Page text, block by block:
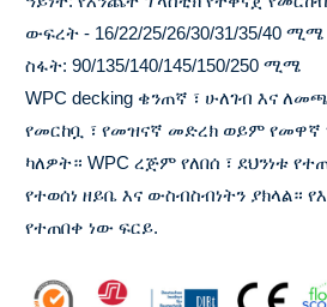
ውፍረት - 16/22/25/26/30/31/35/40 ሚሜ
ስፋት: 90/135/140/145/150/250 ሚሜ
WPC decking ቄንጠኛ ፣ ሁለገብ እና
የመርከቧ ፣ የመዝናኛ መድረክ ወይም የመዋኛ
ካለዎት። WPC ረጅም የለበሰ ፣ ደህንነቱ
የተወሰነ ዘይቤ እና ውስብስብነትን ያክላል።
የተጠበቀ ነው ፍርይ.